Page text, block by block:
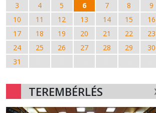
3
4 5 6 7 8
9
10
11 12 13 14 15
16
17
18 19 20 21 22
23
24
25 26 27 28 29
30
31
TEREMBÉRLÉS